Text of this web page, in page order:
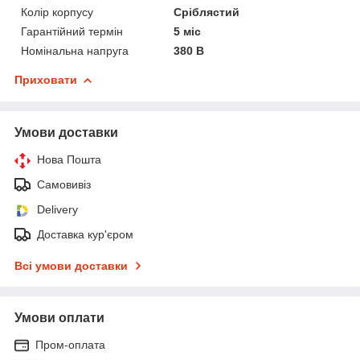
Колір корпусу
Сріблястий
Гарантійний термін
5 міс
Номінальна напруга
380 В
Приховати
Умови доставки
Нова Пошта
Самовивіз
Delivery
Доставка кур'єром
Всі умови доставки
Умови оплати
Пром-оплата